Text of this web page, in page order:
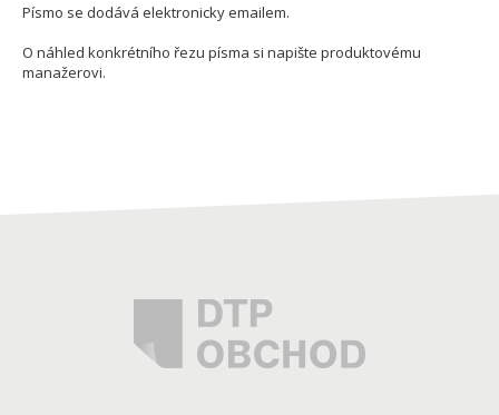
Písmo se dodává elektronicky emailem.
O náhled konkrétního řezu písma si napište produktovému
manažerovi.